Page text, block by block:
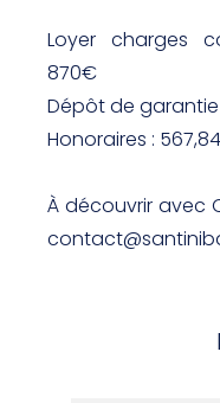
Loyer charges
870€
Dépôt de garantie
Honoraires :
À découvrir avec